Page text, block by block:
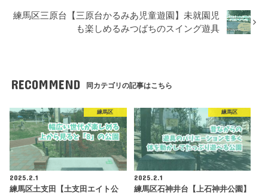
練馬区三原台【三原台かるみあ児童遊園】未就園児
も楽しめるみつばちのスイング遊具
RECOMMEND 同カテゴリの記事はこちら
練馬区
2025.2.1
練馬区土支田【土支田エイト公
練馬区
2025.2.1
練馬区石神井台【上石神井公園】